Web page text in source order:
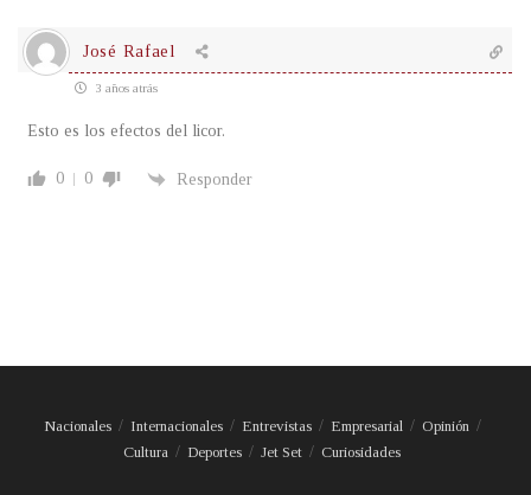
José Rafael
3 años atrás
Esto es los efectos del licor.
0 0 Responder
Nacionales Internacionales Entrevistas Empresarial
Opinión
Cultura
Deportes Jet Set Curiosidades